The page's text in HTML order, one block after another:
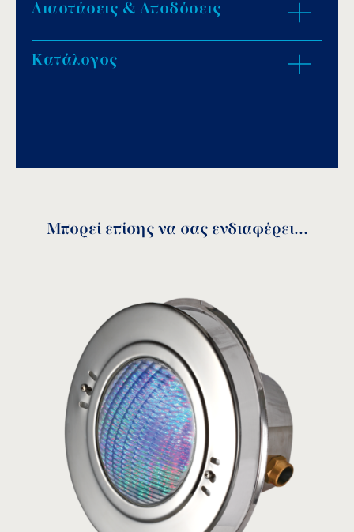
Υλικό: ανοξείδωτο ατσάλι AISI-316.
Σχήμα: κωνικό.
Πλαϊνό ρακόρ σύνδεσης.
Διαστάσεις & Αποδόσεις
Κατάλογος
Μπορεί επίσης να σας ενδιαφέρει...